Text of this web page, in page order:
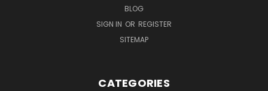
BLOG
SIGN IN OR REGISTER
SITEMAP
CATEGORIES